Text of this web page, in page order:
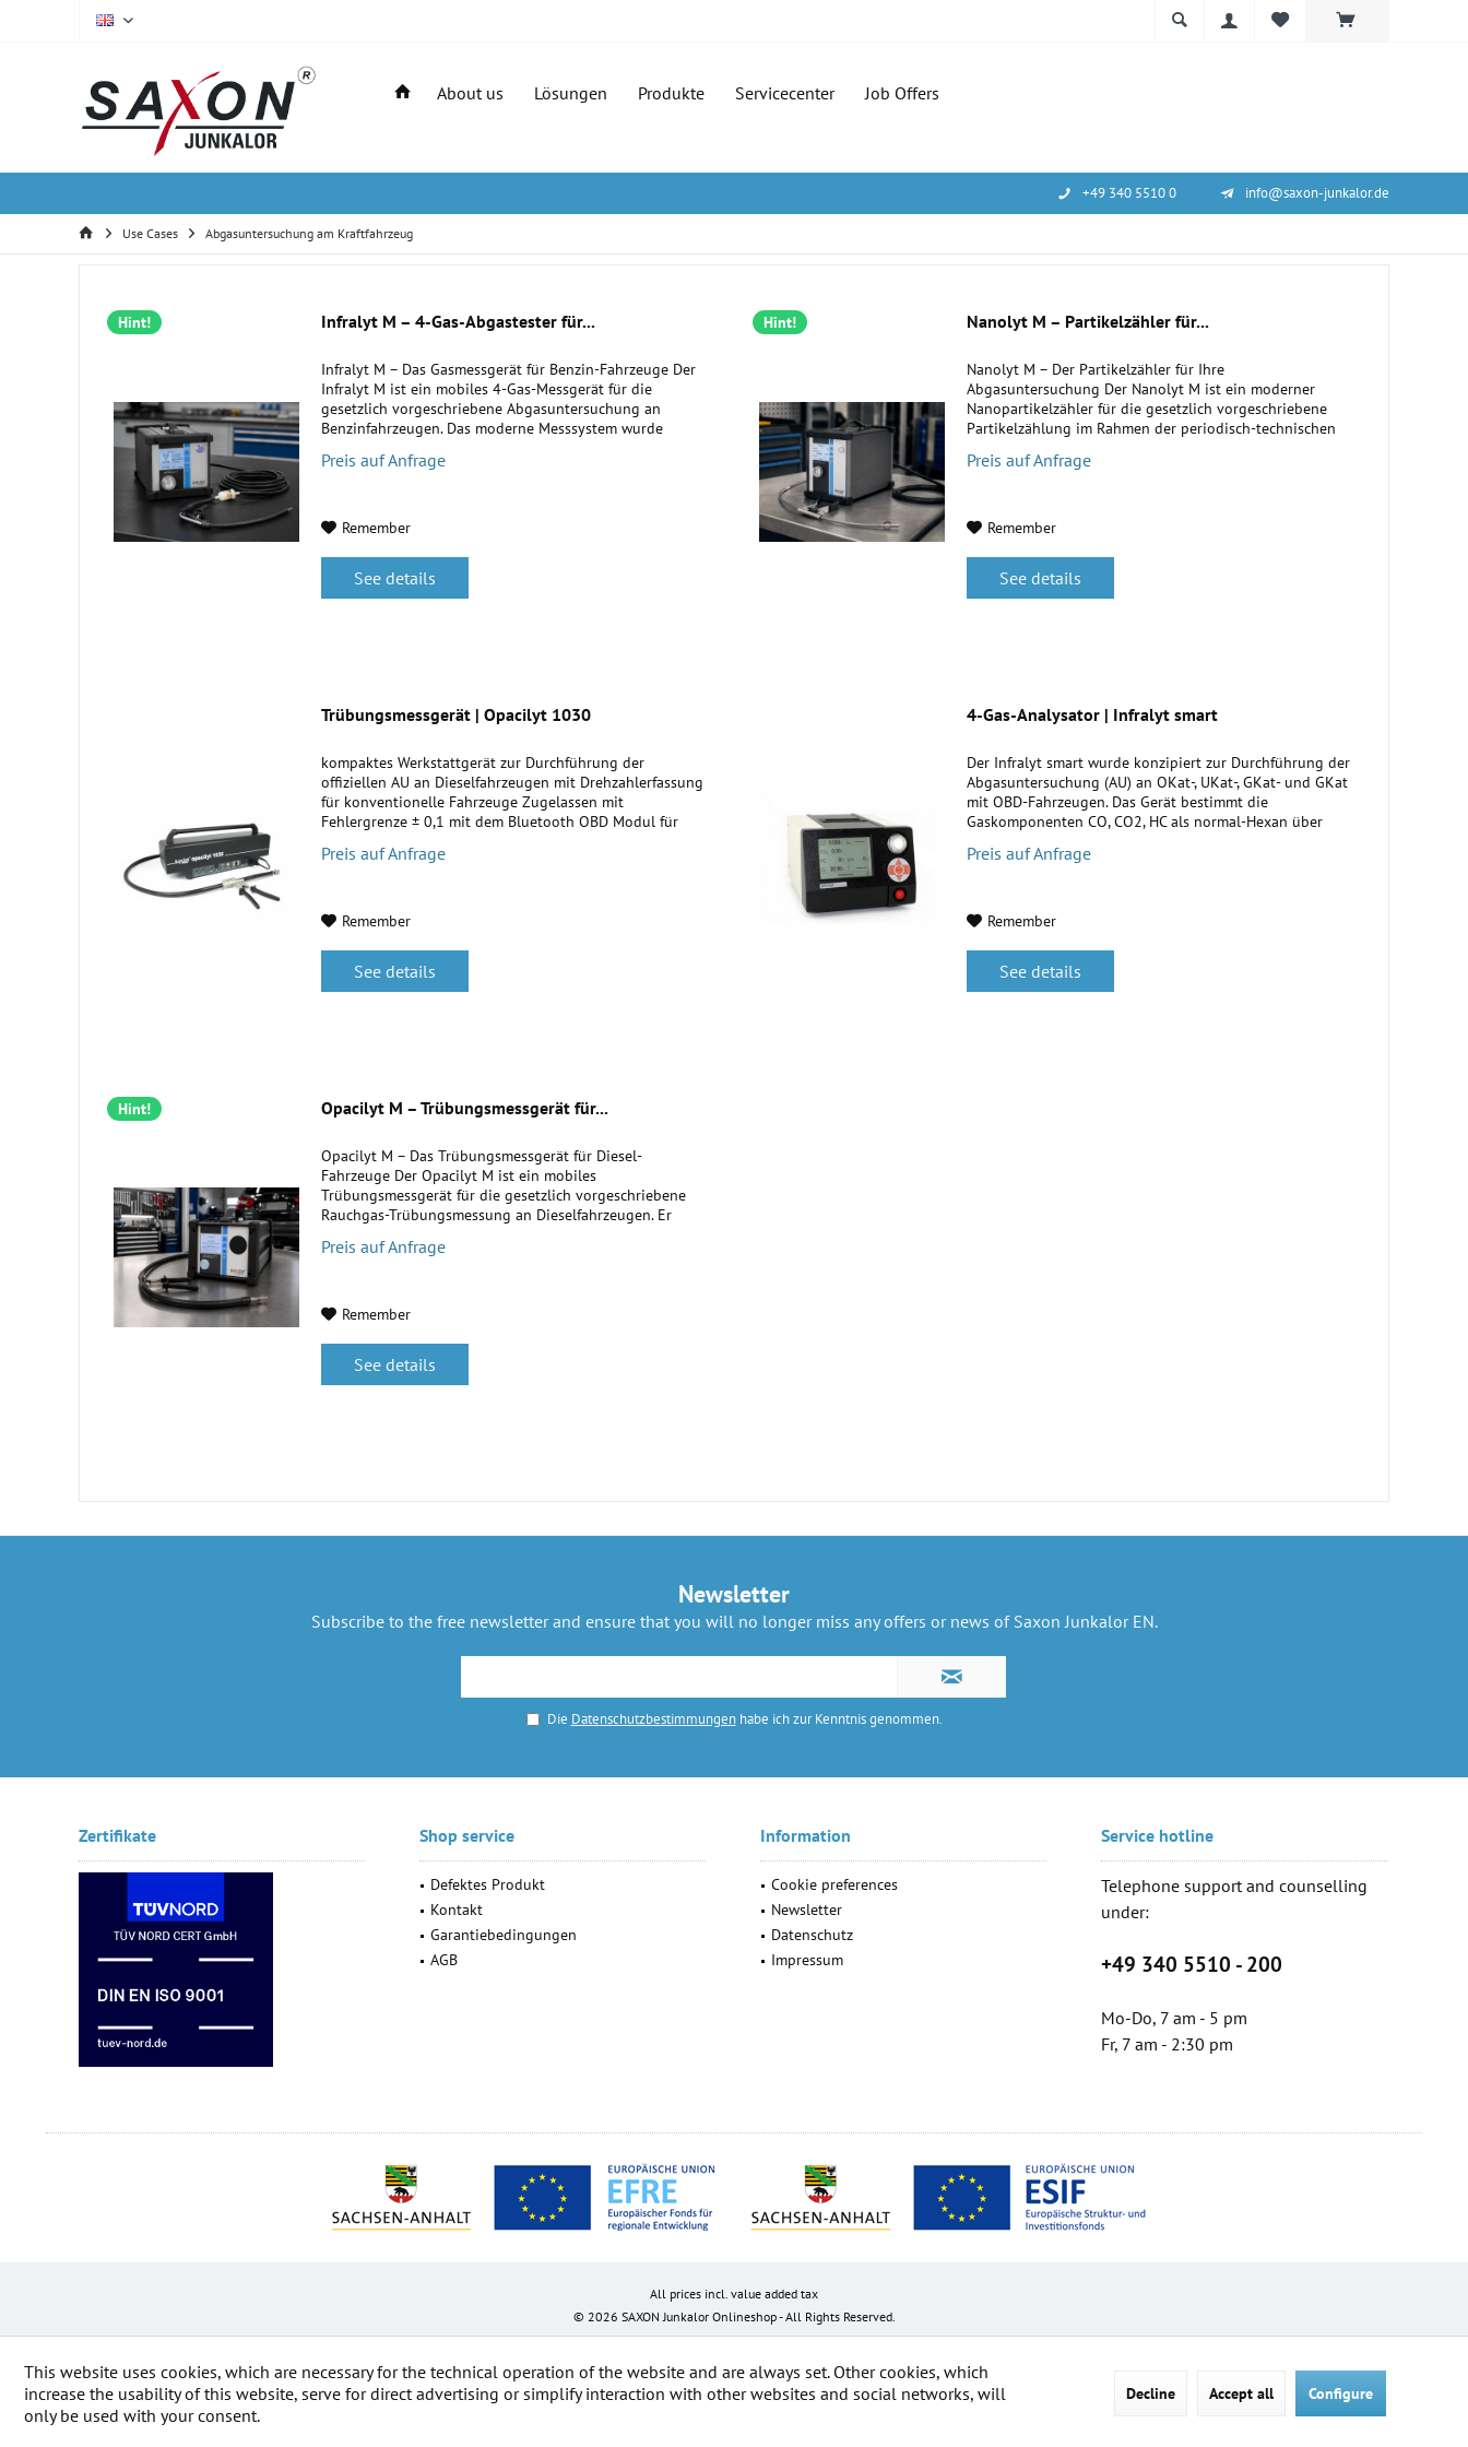
About us Lösungen Produkte Servicecenter Job Offers
+49 340 5510 0 info@saxon-junkalor.de
Use Cases Abgasuntersuchung am Kraftfahrzeug
Hint! Infralyt M – 4-Gas-Abgastester für...
Infralyt M – Das Gasmessgerät für Benzin-Fahrzeuge Der
Infralyt M ist ein mobiles 4-Gas-Messgerät für die
gesetzlich vorgeschriebene Abgasuntersuchung an
Benzinfahrzeugen. Das moderne Messsystem wurde
Preis auf Anfrage
Remember
See details
Hint! Nanolyt M – Partikelzähler für...
Nanolyt M – Der Partikelzähler für Ihre
Abgasuntersuchung Der Nanolyt M ist ein moderner
Nanopartikelzähler für die gesetzlich vorgeschriebene
Partikelzählung im Rahmen der periodisch-technischen
Preis auf Anfrage
Remember
See details
Trübungsmessgerät | Opacilyt 1030
kompaktes Werkstattgerät zur Durchführung der
offiziellen AU an Dieselfahrzeugen mit Drehzahlerfassung
für konventionelle Fahrzeuge Zugelassen mit
Fehlergrenze ± 0,1 mit dem Bluetooth OBD Modul für
Preis auf Anfrage
Remember
See details
4-Gas-Analysator | Infralyt smart
Der Infralyt smart wurde konzipiert zur Durchführung der
Abgasuntersuchung (AU) an OKat-, UKat-, GKat- und GKat
mit OBD-Fahrzeugen. Das Gerät bestimmt die
Gaskomponenten CO, CO2, HC als normal-Hexan über
Preis auf Anfrage
Remember
See details
Hint! Opacilyt M – Trübungsmessgerät für...
Opacilyt M – Das Trübungsmessgerät für Diesel-
Fahrzeuge Der Opacilyt M ist ein mobiles
Trübungsmessgerät für die gesetzlich vorgeschriebene
Rauchgas-Trübungsmessung an Dieselfahrzeugen. Er
Preis auf Anfrage
Remember
See details
Newsletter
Subscribe to the free newsletter and ensure that you will no longer miss any offers or news of Saxon Junkalor EN.
Die Datenschutzbestimmungenhabe ich zur Kenntnis genommen.
Zertifikate Shop service
Defektes Produkt
Kontakt
Garantiebedingungen
AGB
Information
Cookie preferences
Newsletter
Datenschutz
Impressum
Service hotline
Telephone support and counselling
under:
+49 340 5510 - 200
Mo-Do, 7 am - 5 pm
Fr, 7 am - 2:30 pm
All prices incl. value added tax
© 2026 SAXON Junkalor Onlineshop - All Rights Reserved.
This website uses cookies, which are necessary for the technical operation of the website and are always set. Other cookies, which
increase the usability of this website, serve for direct advertising or simplify interaction with other websites and social networks, will
only be used with your consent.
Decline Accept all Configure